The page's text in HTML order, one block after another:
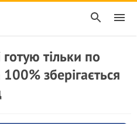
тільки по
зберігається